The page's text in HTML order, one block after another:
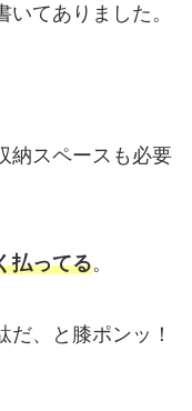
てありました。
納スペースも必要
払ってる。
、と膝ポンッ！